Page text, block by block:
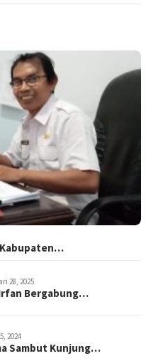
28, 2025
Irfan Bergabung…
2024
Sambut Kunjung…